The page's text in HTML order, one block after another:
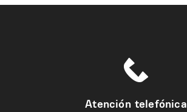
Atención telefónica